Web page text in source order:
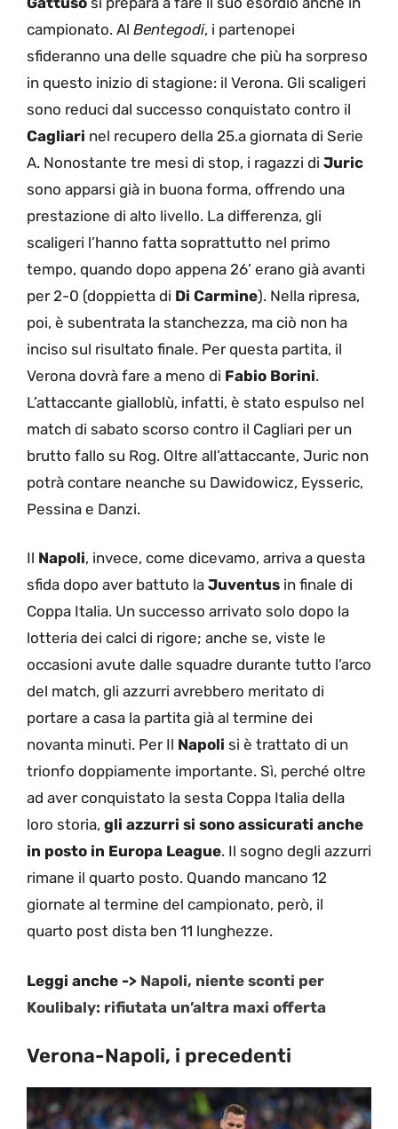
campionato. Al Bentegodi, i partenopei
sfideranno una delle squadre che più ha sorpreso
in questo inizio di stagione: il Verona. Gli scaligeri
sono reduci dal successo conquistato contro il
Cagliari nel recupero della 25.a giornata di Serie
A. Nonostante tre mesi di stop, i ragazzi di Juric
sono apparsi già in buona forma, offrendo una
prestazione di alto livello. La differenza, gli
scaligeri l’hanno fatta soprattutto nel primo
tempo, quando dopo appena 26’ erano già avanti
per 2-0 (doppietta di Di Carmine). Nella ripresa,
poi, è subentrata la stanchezza, ma ciò non ha
inciso sul risultato finale. Per questa partita, il
Verona dovrà fare a meno di Fabio Borini.
L’attaccante gialloblù, infatti, è stato espulso nel
match di sabato scorso contro il Cagliari per un
brutto fallo su Rog. Oltre all’attaccante, Juric non
potrà contare neanche su Dawidowicz, Eysseric,
Pessina e Danzi.
Il Napoli, invece, come dicevamo, arriva a questa
sfida dopo aver battuto la Juventus in finale di
Coppa Italia. Un successo arrivato solo dopo la
lotteria dei calci di rigore; anche se, viste le
occasioni avute dalle squadre durante tutto l’arco
del match, gli azzurri avrebbero meritato di
portare a casa la partita già al termine dei
novanta minuti. Per Il Napoli si è trattato di un
trionfo doppiamente importante. Sì, perché oltre
ad aver conquistato la sesta Coppa Italia della
loro storia, gli azzurri si sono assicurati anche
in posto in Europa League. Il sogno degli azzurri
rimane il quarto posto. Quando mancano 12
giornate al termine del campionato, però, il
quarto post dista ben 11 lunghezze.
Leggi anche -> Napoli, niente sconti per
Koulibaly: rifiutata un’altra maxi offerta
Verona-Napoli, i precedenti